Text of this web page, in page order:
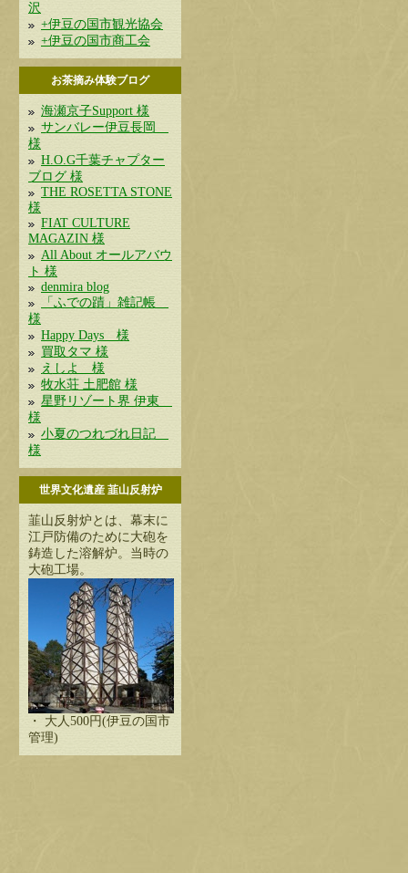
沢
+伊豆の国市観光協会
+伊豆の国市商工会
お茶摘み体験ブログ
海瀬京子Support 様
サンバレー伊豆長岡
様
H.O.G千葉チャプター
ブログ 様
THE ROSETTA STONE
様
FIAT CULTURE
MAGAZIN 様
All About オールアバウ
ト 様
denmira blog
「ふでの蹟」雑記帳
様
Happy Days 様
買取タマ 様
えしよ 様
牧水荘 土肥館 様
星野リゾート界 伊東
様
小夏のつれづれ日記
様
世界文化遺産 韮山反射炉
韮山反射炉とは、幕末に
江戸防備のために大砲を
鋳造した溶解炉。当時の
大砲工場。
・ 大人500円(伊豆の国市
管理)